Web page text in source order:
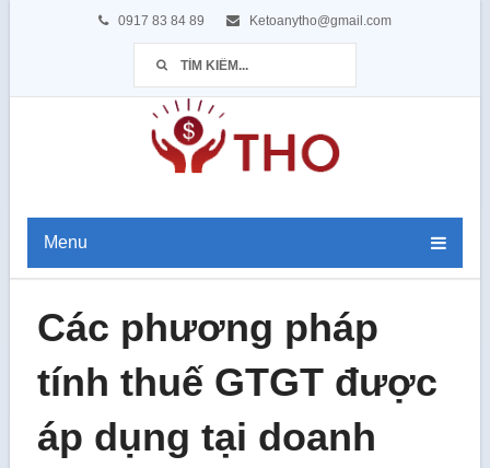
0917 83 84 89 Ketoanytho@gmail.com
Menu
Các phương pháp
tính thuế GTGT được
áp dụng tại doanh